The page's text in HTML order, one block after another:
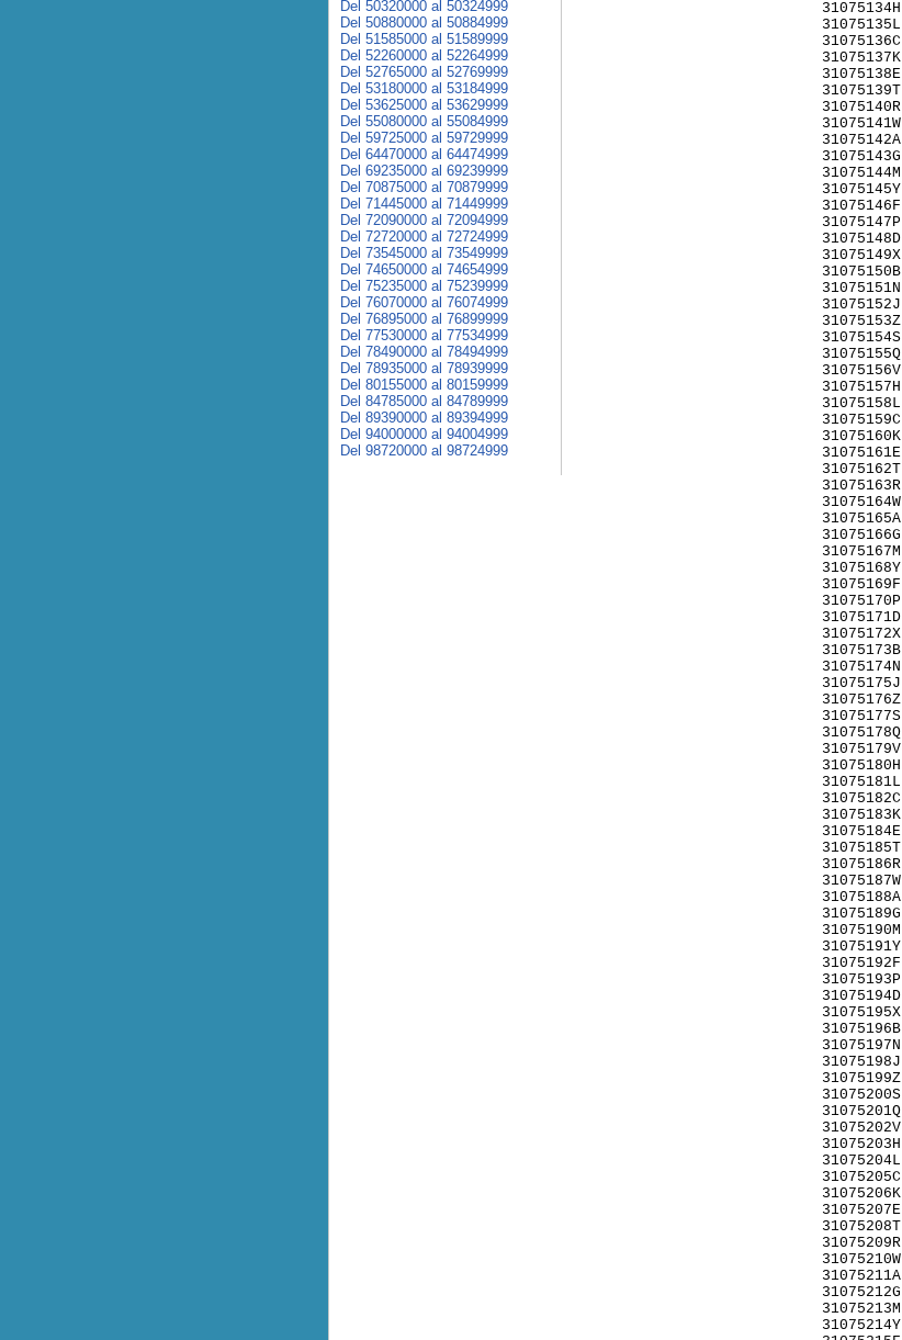
31075134H
31075135L
31075136C
31075137K
31075138E
31075139T
31075140R
31075141W
31075142A
31075143G
31075144M
31075145Y
31075146F
31075147P
31075148D
31075149X
31075150B
31075151N
31075152J
31075153Z
31075154S
31075155Q
31075156V
31075157H
31075158L
31075159C
31075160K
31075161E
31075162T
31075163R
31075164W
31075165A
31075166G
31075167M
31075168Y
31075169F
31075170P
31075171D
31075172X
31075173B
31075174N
31075175J
31075176Z
31075177S
31075178Q
31075179V
31075180H
31075181L
31075182C
31075183K
31075184E
31075185T
31075186R
31075187W
31075188A
31075189G
31075190M
31075191Y
31075192F
31075193P
31075194D
31075195X
31075196B
31075197N
31075198J
31075199Z
31075200S
31075201Q
31075202V
31075203H
31075204L
31075205C
31075206K
31075207E
31075208T
31075209R
31075210W
31075211A
31075212G
31075213M
31075214Y
Del 50320000 al 50324999
Del 50880000 al 50884999
Del 51585000 al 51589999
Del 52260000 al 52264999
Del 52765000 al 52769999
Del 53180000 al 53184999
Del 53625000 al 53629999
Del 55080000 al 55084999
Del 59725000 al 59729999
Del 64470000 al 64474999
Del 69235000 al 69239999
Del 70875000 al 70879999
Del 71445000 al 71449999
Del 72090000 al 72094999
Del 72720000 al 72724999
Del 73545000 al 73549999
Del 74650000 al 74654999
Del 75235000 al 75239999
Del 76070000 al 76074999
Del 76895000 al 76899999
Del 77530000 al 77534999
Del 78490000 al 78494999
Del 78935000 al 78939999
Del 80155000 al 80159999
Del 84785000 al 84789999
Del 89390000 al 89394999
Del 94000000 al 94004999
Del 98720000 al 98724999